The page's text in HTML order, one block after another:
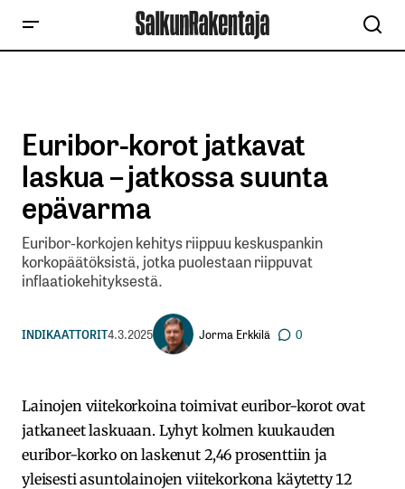
Euribor-korot jatkavat
laskua – jatkossa suunta
epävarma
Euribor-korkojen kehitys riippuu keskuspankin
korkopäätöksistä, jotka puolestaan riippuvat
inflaatiokehityksestä.
INDIKAATTORIT4.3.2025 Jorma Erkkilä 0
Lainojen viitekorkoina toimivat euribor-korot ovat
jatkaneet laskuaan. Lyhyt kolmen kuukauden
euribor-korko on laskenut 2,46 prosenttiin ja
yleisesti asuntolainojen viitekorkona käytetty 12